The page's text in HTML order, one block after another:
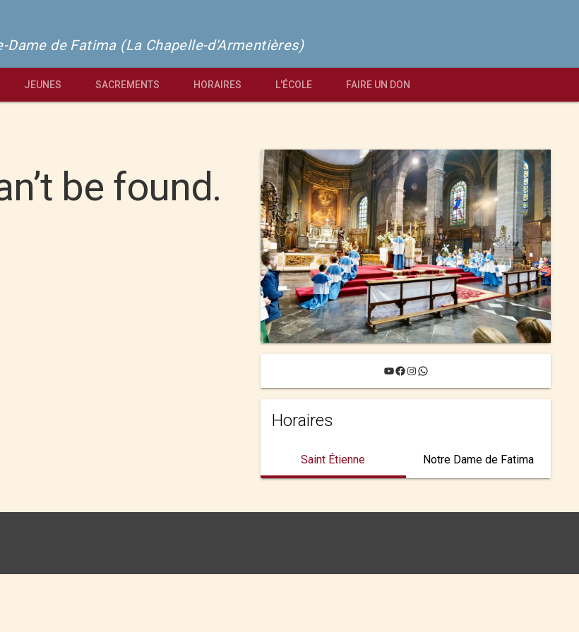
de Fatima (La Chapelle-d'Armentières)
JEUNES SACREMENTS HORAIRES L'ÉCOLE FAIRE UN DON
be found.
YouTube
Facebook
Instagram
WhatsApp
Horaires
Saint Étienne Notre Dame de Fatima